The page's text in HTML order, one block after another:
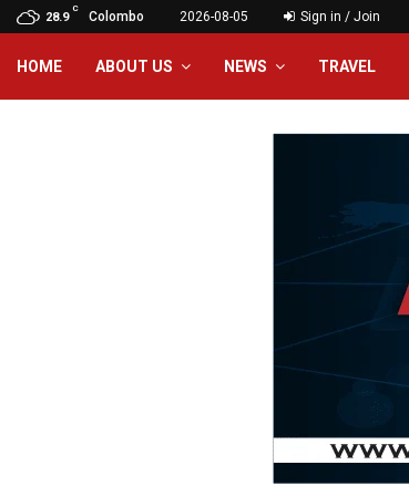
28.9
C
Colombo 2026-08-05 Sign in / Join
HOME ABOUT US NEWS TRAVEL